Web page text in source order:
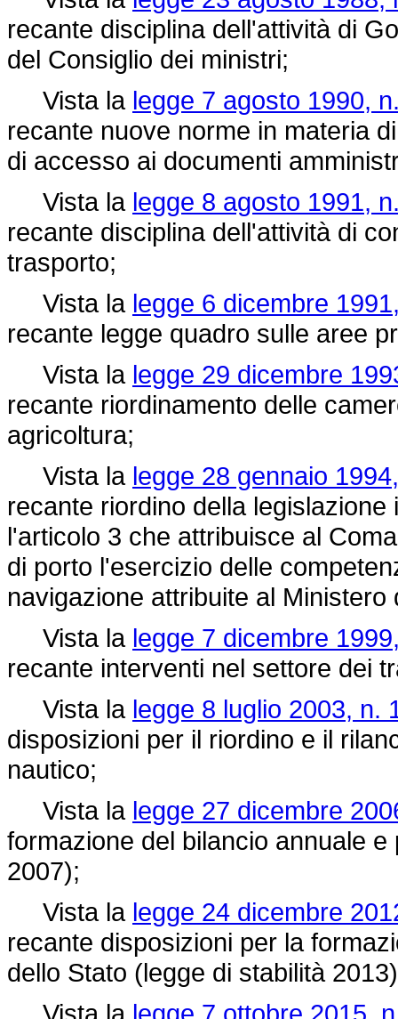
recante disciplina dell'attività di
del Consiglio dei ministri;
Vista la legge 7 agosto 1990,
recante nuove norme in materia
di accesso ai documenti
Vista la legge 8 agosto 1991,
recante disciplina dell'attività di
trasporto;
Vista la legge 6 dicembre
recante legge quadro sulle aree
Vista la legge 29 dicembre
recante riordinamento delle
agricoltura;
Vista la legge 28 gennaio
recante riordino della
l'articolo 3 che attribuisce al
di porto l'esercizio delle
navigazione attribuite al
Vista la legge 7 dicembre
recante interventi nel settore dei
Vista la legge 8 luglio 2003, n.
disposizioni per il riordino e il
nautico;
Vista la legge 27 dicembre
formazione del bilancio annuale
2007);
Vista la legge 24 dicembre
recante disposizioni per la
dello Stato (legge di stabilità